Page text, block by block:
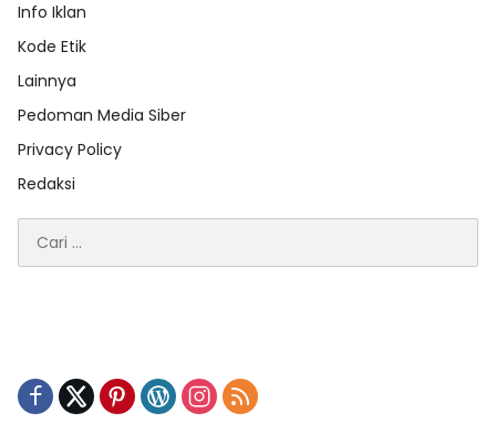
Info Iklan
Kode Etik
Lainnya
Pedoman Media Siber
Privacy Policy
Redaksi
untuk: